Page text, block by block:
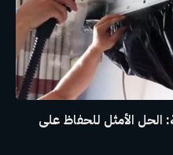
الأمثل للحفاظ على